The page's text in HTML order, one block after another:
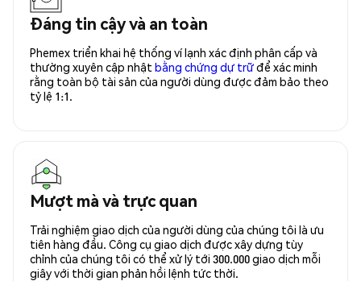
Đáng tin cậy và an toàn
Phemex triển khai hệ thống ví lạnh xác định phân cấp và
thường xuyên cập nhật bằng chứng dự trữđể xác minh
rằng toàn bộ tài sản của người dùng được đảm bảo theo
tỷ lệ 1:1.
Mượt mà và trực quan
Trải nghiệm giao dịch của người dùng của chúng tôi là ưu
tiên hàng đầu. Công cụ giao dịch được xây dựng tùy
chỉnh của chúng tôi có thể xử lý tới 300.000 giao dịch mỗi
giây với thời gian phản hồi lệnh tức thời.